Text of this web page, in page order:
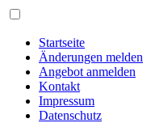
Startseite
Änderungen melden
Angebot anmelden
Kontakt
Impressum
Datenschutz